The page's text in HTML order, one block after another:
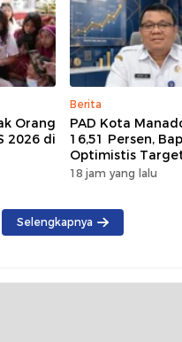
Orang
2026 di
Berita
PAD Kota
16,51 Persen,
Optimistis
Tercapai
18 jam yang lalu
Selengkapnya